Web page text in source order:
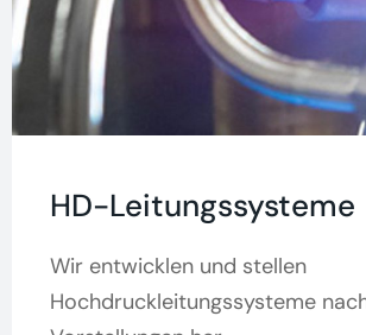
HD-Leitungssysteme
Wir entwicklen und stellen
Hochdruckleitungssysteme